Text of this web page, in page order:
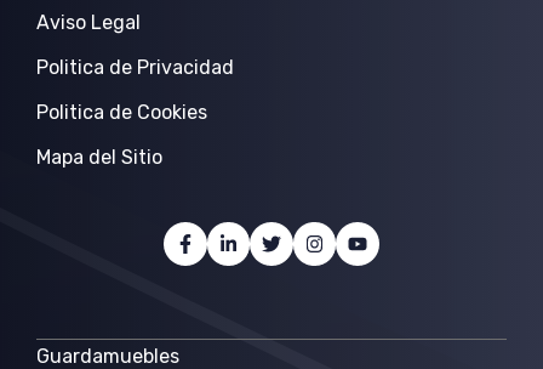
Aviso Legal
Politica de Privacidad
Politica de Cookies
Mapa del Sitio
Guardamuebles